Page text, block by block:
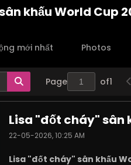
khấu World Cup
mới nhất Photos
Page of1
Lisa "đốt cháy" sân
22-05-2026, 10:25 AM
Lisa "đốt cháy" sân khấu